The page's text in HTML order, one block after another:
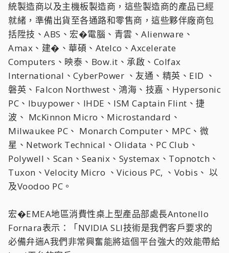
統製造商以及主機板製造商，這些製造商的產品已經
就緒，準備出貨至各通路和零售商，這些夥伴廠商包
括陞技、ABS、宏�電腦、青雲、Alienware、
Amax、建�、華碩、Atelco、Axcelerate
Computers、映泰、Bow.it、承啟、Colfax
International、CyberPower 、友通、精英、EID 、
磐英、Falcon Northwest、鴻海、技嘉、Hypersonic
PC、Ibuypower、IHDE、ISM Captain Flint、捷
波、 McKinnon Micro、Microstandard、
Milwaukee PC、 Monarch Computer、MPC、微
星、Network Technical、Olidata、PC Club、
Polywell、Scan、Seanix、Systemax、Topnotch、
Tuxon、Velocity Micro 、Vicious PC, 、Vobis、 以
及Voodoo PC。
宏�EMEA地區消費性桌上型產品部處長Antonello
Fornara表示：「NVIDIA SLI技術是我們客戶要求的
必備弁遄A我們非常興奮能將這個平台強大的效能帶給